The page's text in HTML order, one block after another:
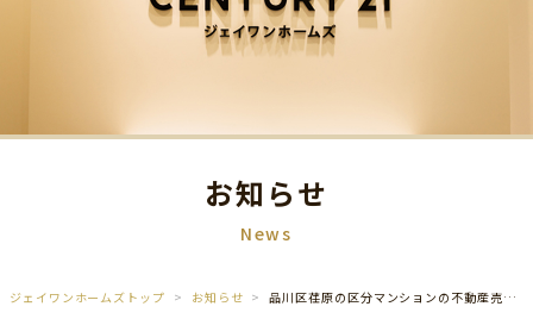
お知らせ
News
ジェイワンホームズトップ お知らせ 品川区荏原の区分マンションの不動産売却を承りました。